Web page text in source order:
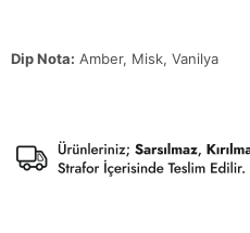
Dip Nota: Amber, Misk, Vanilya